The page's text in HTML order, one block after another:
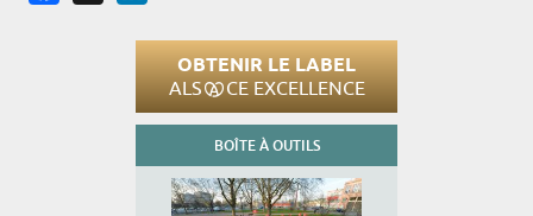
OBTENIR LE LABEL
ALS CE EXCELLENCE
BOÎTE À OUTILS